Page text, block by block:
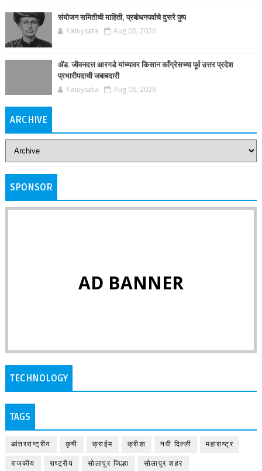
संयोजन समितीची माहिती, प्रबोधनपर्वाचे दुसरे पुष्प
Katuysata Aug 08, 2026
ॲड. जीवनदत्त आरगडे यांच्यावर किसान काँग्रेसच्या पूर्व उत्तर प्रदेश
प्रभारीपदाची जबाबदारी
Katuysata Aug 08, 2026
ARCHIVE
SPONSOR
AD BANNER
TECHNOLOGY
TAGS
आंतरराष्ट्रीय कृषी क्राईम क्रीडा नवी दिल्ली महाराष्ट्र
राजकीय राष्ट्रीय सोलापूर जिल्हा सोलापूर शहर